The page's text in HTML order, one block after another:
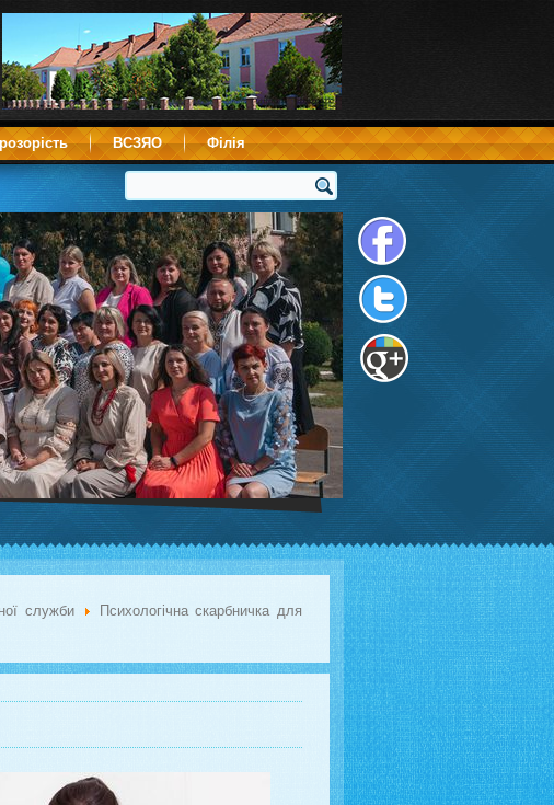
ВСЗЯО Філія
служби
Психологічна скарбничка для